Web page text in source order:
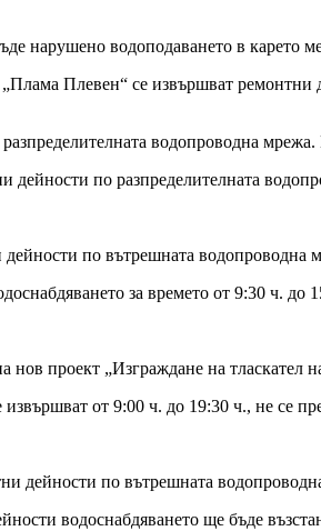
нарушено водоподаването в карето
Плевен“ се извършват
водопроводна
по разпределителната
по вътрешната водопроводна
за времето от 9:30 ч. до
нов проект „Изграждане на тласкател
от 9:00 ч. до 19:30 ч., не се
дейности по вътрешната
водоснабдяването ще бъде